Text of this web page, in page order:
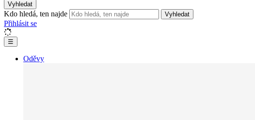
Vyhledat
Kdo hledá, ten najde Vyhledat
Přihlásit se
☰
Oděvy